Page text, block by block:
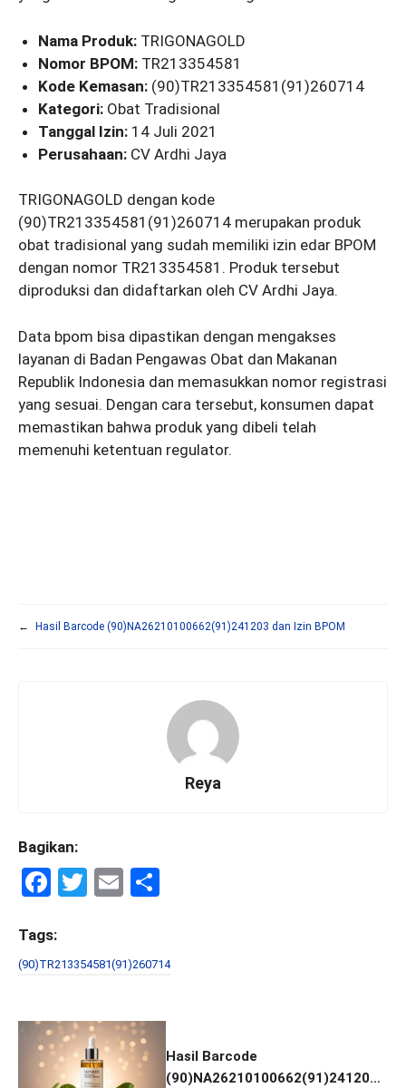
Nama Produk: TRIGONAGOLD
Nomor BPOM: TR213354581
Kode Kemasan: (90)TR213354581(91)260714
Kategori: Obat Tradisional
Tanggal Izin: 14 Juli 2021
Perusahaan: CV Ardhi Jaya
TRIGONAGOLD dengan kode
(90)TR213354581(91)260714 merupakan produk
obat tradisional yang sudah memiliki izin edar BPOM
dengan nomor TR213354581. Produk tersebut
diproduksi dan didaftarkan oleh CV Ardhi Jaya.
Data bpom bisa dipastikan dengan mengakses
layanan di Badan Pengawas Obat dan Makanan
Republik Indonesia dan memasukkan nomor registrasi
yang sesuai. Dengan cara tersebut, konsumen dapat
memastikan bahwa produk yang dibeli telah
memenuhi ketentuan regulator.
← Hasil Barcode (90)NA26210100662(91)241203 dan Izin BPOM
Reya
Bagikan:
F
ce
b
o
k
T
er
E
e
Tags:
(90)TR213354581(91)260714
Hasil Barcode
(90)NA26210100662(91)241203